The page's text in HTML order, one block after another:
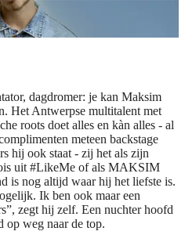
dagdromer: je kan Maksim
Het Antwerpse multitalent met
roots doet alles en kàn alles - al
meteen backstage
hij ook staat - zij het als zijn
uit #LikeMe of als MAKSIM
is nog altijd waar hij het liefste is.
Ik ben ook maar een
zegt hij zelf. Een nuchter hoofd
op weg naar de top.